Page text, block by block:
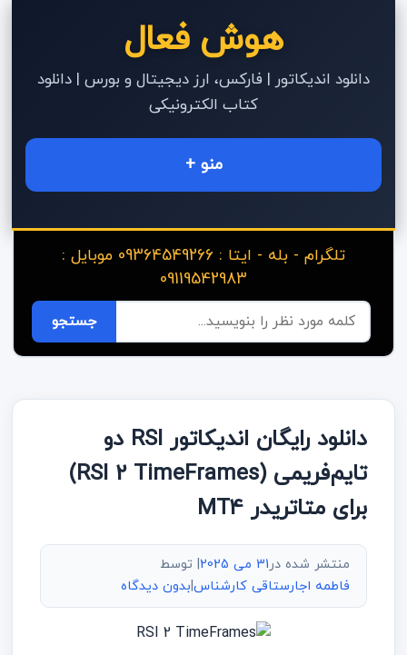
هوش فعال
دانلود اندیکاتور | فارکس، ارز دیجیتال و بورس | دانلود
کتاب الکترونیکی
منو +
تلگرام - بله - ایتا : 09364549266 موبایل :
09119542983
دانلود رایگان اندیکاتور RSI دو
تایم‌فریمی (RSI 2 TimeFrames)
برای متاتریدر MT4
منتشر شده در31 می 2025
| توسط
فاطمه اجارستاقی کارشناس|بدون دیدگاه